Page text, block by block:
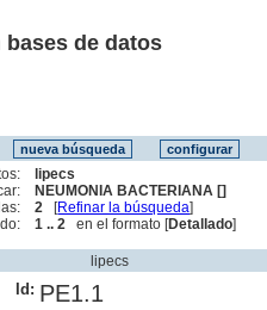
bases de datos
lipecs
NEUMONIA BACTERIANA []
2 [Refinar la búsqueda]
1 .. 2 en el formato [Detallado]
lipecs
Id: PE1.1